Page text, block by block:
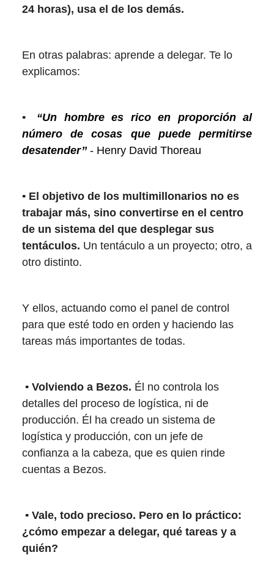
24 horas), usa el de los demás.
En otras palabras: aprende a delegar. Te lo
explicamos:
▪️
“Un hombre es rico en proporción al
número de cosas que puede permitirse
desatender’’ - Henry David Thoreau
▪️ El objetivo de los multimillonarios no es
trabajar más, sino convertirse en el centro
de un sistema del que desplegar sus
tentáculos. Un tentáculo a un proyecto; otro, a
otro distinto.
Y ellos, actuando como el panel de control
para que esté todo en orden y haciendo las
tareas más importantes de todas.
▪️ Volviendo a Bezos. Él no controla los
detalles del proceso de logística, ni de
producción. Él ha creado un sistema de
logística y producción, con un jefe de
confianza a la cabeza, que es quien rinde
cuentas a Bezos.
▪️ Vale, todo precioso. Pero en lo práctico:
¿cómo empezar a delegar, qué tareas y a
quién?